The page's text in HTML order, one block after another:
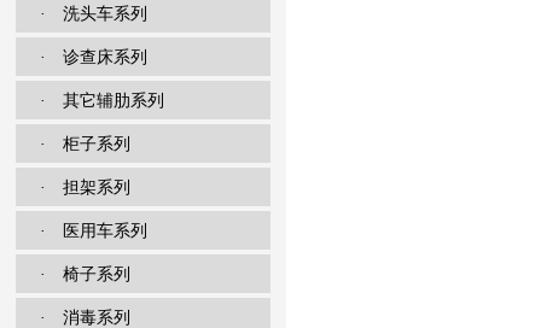
· 洗头车系列
· 诊查床系列
· 其它辅肋系列
· 柜子系列
· 担架系列
· 医用车系列
· 椅子系列
· 消毒系列